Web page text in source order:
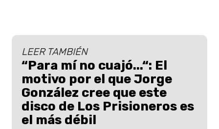
LEER TAMBIÉN
“Para mí no cuajó...“: El
motivo por el que Jorge
González cree que este
disco de Los Prisioneros es
el más débil